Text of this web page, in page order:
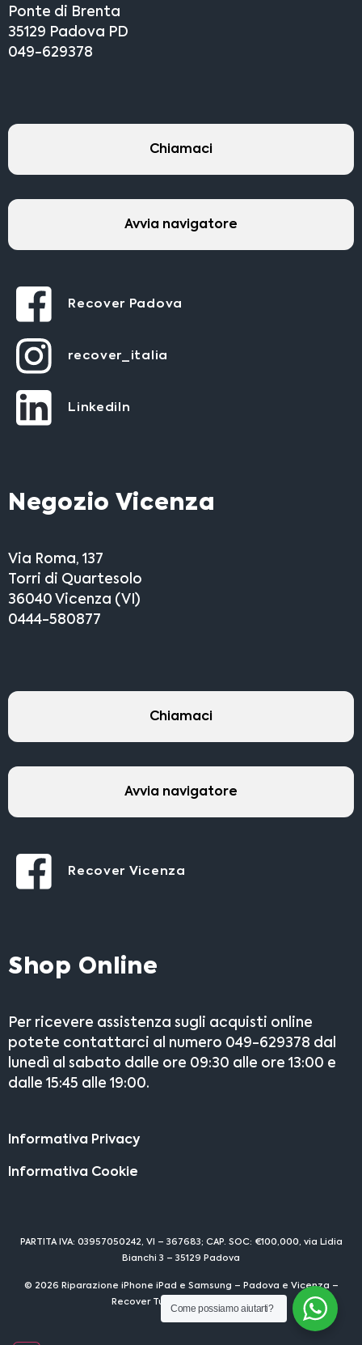
Ponte di Brenta
35129 Padova PD
049-629378
Chiamaci
Avvia navigatore
Recover Padova
recover_italia
LinkediIn
Negozio Vicenza
Via Roma, 137
Torri di Quartesolo
36040 Vicenza (VI)
0444-580877
Chiamaci
Avvia navigatore
Recover Vicenza
Shop Online
Per ricevere assistenza sugli acquisti online
potete contattarci al numero 049-629378 dal
lunedì al sabato dalle ore 09:30 alle ore 13:00 e
dalle 15:45 alle 19:00.
Informativa Privacy
Informativa Cookie
PARTITA IVA: 03957050242, VI – 367683; CAP. SOC: €100,000, via Lidia
Bianchi 3 – 35129 Padova
© 2026 Riparazione iPhone iPad e Samsung – Padova e Vicenza –
Recover Tutti i diritti riservati
Come possiamo aiutarti?